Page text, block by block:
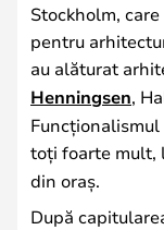
Stockholm,
pentru
au alăturat
Henningsen,
toți foarte mult,
din oraș.
După